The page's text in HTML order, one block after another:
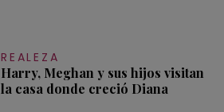
REALEZA
Harry, Meghan y sus hijos visitan
la casa donde creció Diana